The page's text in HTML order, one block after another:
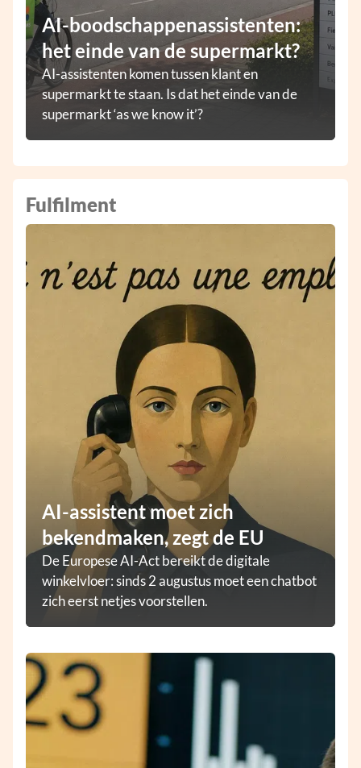
AI-boodschappenassistenten:
het einde van de supermarkt?
AI-assistenten komen tussen klant en
supermarkt te staan. Is dat het einde van de
supermarkt ‘as we know it’?
Fulfilment
AI-assistent moet zich
bekendmaken, zegt de EU
De Europese AI-Act bereikt de digitale
winkelvloer: sinds 2 augustus moet een chatbot
zich eerst netjes voorstellen.